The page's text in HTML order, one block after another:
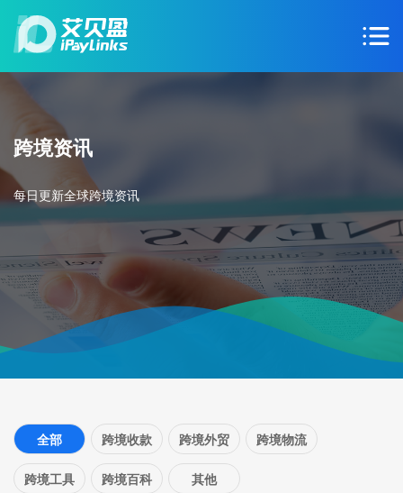
跨境资讯
每日更新全球跨境资讯
全部 跨境收款 跨境外贸 跨境物流
跨境工具 跨境百科 其他